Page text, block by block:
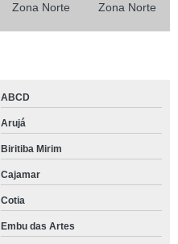
Zona Norte Zona Norte
ABCD
Arujá
Biritiba Mirim
Cajamar
Cotia
Embu das Artes